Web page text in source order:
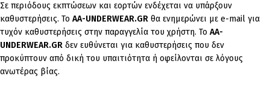
Σε περιόδους εκπτώσεων και εορτών ενδέχεται να υπάρξουν
καθυστερήσεις. Το AA-UNDERWEAR.GR θα ενημερώνει με e-mail για
τυχόν καθυστερήσεις στην παραγγελία του χρήστη. Το AA-
UNDERWEAR.GR δεν ευθύνεται για καθυστερήσεις που δεν
προκύπτουν από δική του υπαιτιότητα ή οφείλονται σε λόγους
ανωτέρας βίας.